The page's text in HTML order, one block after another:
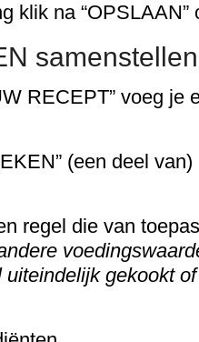
klik na “OPSLAAN”
samenstellen
RECEPT” voeg je
(een deel
regel die van
gekookt